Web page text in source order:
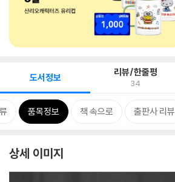
도서정보 리뷰/한줄평
34
품목정보 책 속으로 출판사 리뷰
상세 이미지